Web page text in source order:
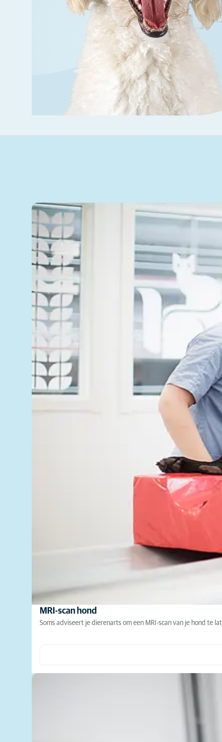
MRI-scan hond
Soms adviseert je dierenarts om een MRI-scan van je hond te